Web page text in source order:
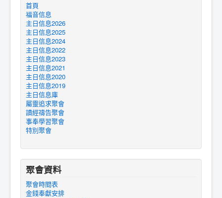
首頁
福音信息
主日信息2026
主日信息2025
主日信息2024
主日信息2022
主日信息2023
主日信息2021
主日信息2020
主日信息2019
主日信息庫
屬靈追求聚會
讀經禱告聚會
事奉學習聚會
特別聚會
聚會資料
聚會時間表
金錢奉獻安排